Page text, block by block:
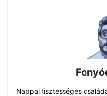
Nappal tisztességes